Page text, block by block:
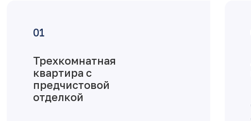
Трехкомнатная
квартира с
предчистовой
отделкой